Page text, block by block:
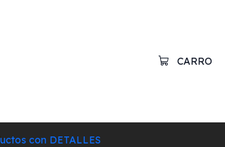
CARRO
con DETALLES